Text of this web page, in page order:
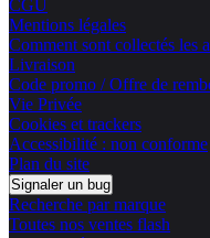
CGU
Mentions légales
Comment sont collectés les
Livraison
Code promo / Offre de
Vie Privée
Cookies et trackers
Accessibilité : non conforme
Plan du site
Signaler un bug
Recherche par marque
Toutes nos ventes flash